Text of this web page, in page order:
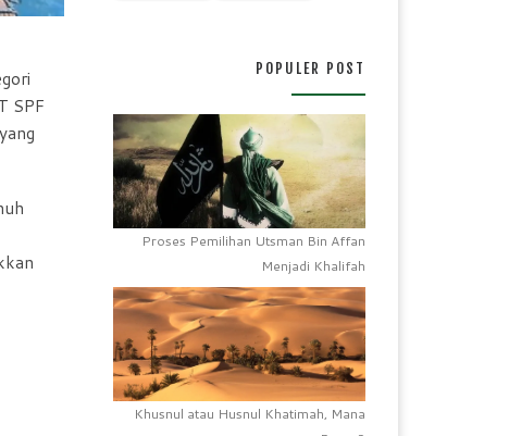
SPF
POPULER POST
Proses Pemilihan Utsman Bin Affan
Menjadi Khalifah
Khusnul atau Husnul Khatimah, Mana